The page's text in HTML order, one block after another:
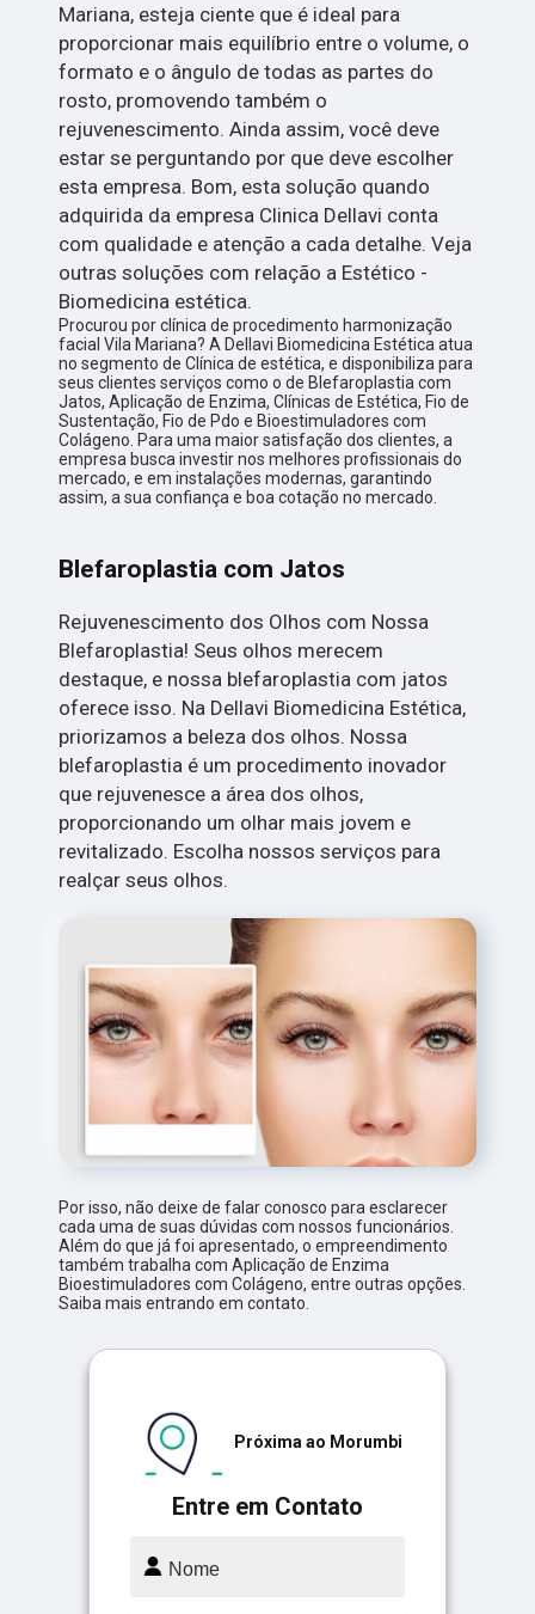
Mariana, esteja ciente que é ideal para
proporcionar mais equilíbrio entre o volume, o
formato e o ângulo de todas as partes do
rosto, promovendo também o
rejuvenescimento. Ainda assim, você deve
estar se perguntando por que deve escolher
esta empresa. Bom, esta solução quando
adquirida da empresa Clinica Dellavi conta
com qualidade e atenção a cada detalhe. Veja
outras soluções com relação a Estético -
Biomedicina estética.
Procurou por clínica de procedimento harmonização
facial Vila Mariana? A Dellavi Biomedicina Estética atua
no segmento de Clínica de estética, e disponibiliza para
seus clientes serviços como o de Blefaroplastia com
Jatos, Aplicação de Enzima, Clínicas de Estética, Fio de
Sustentação, Fio de Pdo e Bioestimuladores com
Colágeno. Para uma maior satisfação dos clientes, a
empresa busca investir nos melhores profissionais do
mercado, e em instalações modernas, garantindo
assim, a sua confiança e boa cotação no mercado.
Blefaroplastia com Jatos
Rejuvenescimento dos Olhos com Nossa
Blefaroplastia! Seus olhos merecem
destaque, e nossa blefaroplastia com jatos
oferece isso. Na Dellavi Biomedicina Estética,
priorizamos a beleza dos olhos. Nossa
blefaroplastia é um procedimento inovador
que rejuvenesce a área dos olhos,
proporcionando um olhar mais jovem e
revitalizado. Escolha nossos serviços para
realçar seus olhos.
Por isso, não deixe de falar conosco para esclarecer
cada uma de suas dúvidas com nossos funcionários.
Além do que já foi apresentado, o empreendimento
também trabalha com Aplicação de Enzima
Bioestimuladores com Colágeno, entre outras opções.
Saiba mais entrando em contato.
Entre em Contato
Próxima ao Morumbi